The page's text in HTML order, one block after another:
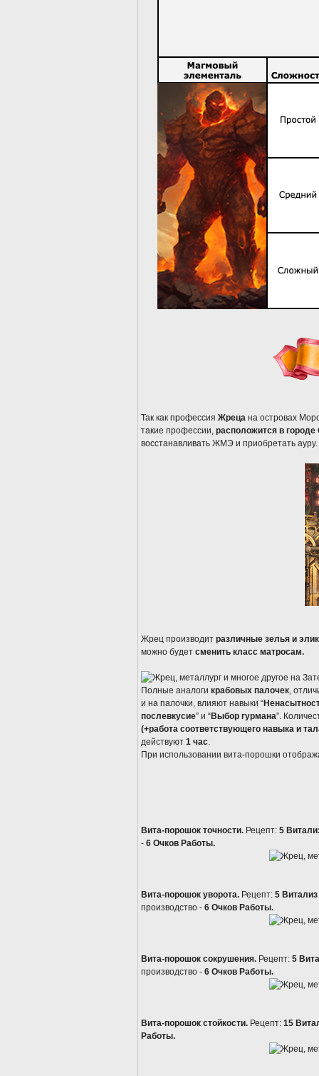
Так как профессия Жреца на островах
такие профессии, расположится в городе
восстанавливать ЖМЭ и приобретать ауру.
Жрец производит различные зелья и
можно будет сменить класс матросам.
Полные аналоги крабовых палочек,
и на палочки, влияют навыки “
послевкусие” и “Выбор гурмана”.
(+работа соответствующего навыка и
действуют 1 час.
При использовании вита-порошки
Вита-порошок точности. Рецепт: 5
- 6 Очков Работы.
Вита-порошок уворота. Рецепт: 5 Витализ
производство - 6 Очков Работы.
Вита-порошок сокрушения. Рецепт: 5
производство - 6 Очков Работы.
Вита-порошок стойкости. Рецепт: 15
Работы.